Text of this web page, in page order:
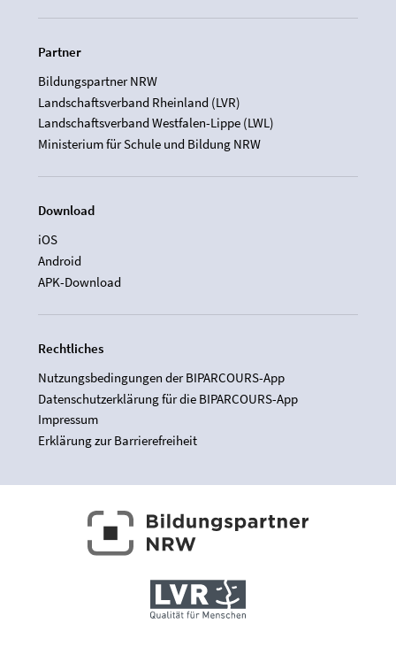
Partner
Bildungspartner NRW
Landschaftsverband Rheinland (LVR)
Landschaftsverband Westfalen-Lippe (LWL)
Ministerium für Schule und Bildung NRW
Download
iOS
Android
APK-Download
Rechtliches
Nutzungsbedingungen der BIPARCOURS-App
Datenschutzerklärung für die BIPARCOURS-App
Impressum
Erklärung zur Barrierefreiheit